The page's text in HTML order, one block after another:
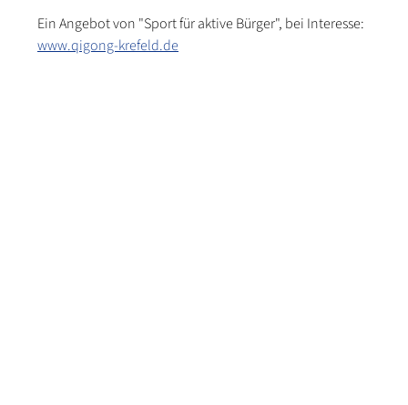
Ein Angebot von "Sport für aktive Bürger", bei Interesse:
www.qigong-krefeld.de